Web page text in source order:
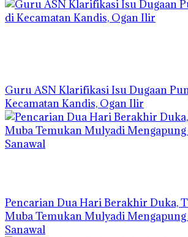
Guru ASN Klarifikasi Isu Dugaan
Kecamatan Kandis, Ogan Ilir
Pencarian Dua Hari Berakhir Duka,
Muba Temukan Mulyadi
Sanawal